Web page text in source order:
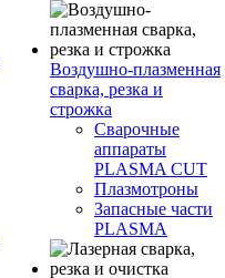
Воздушно-плазменная
сварка, резка и
строжка
Сварочные
аппараты
PLASMA CUT
Плазмотроны
Запасные части
PLASMA